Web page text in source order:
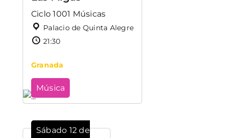
Ciclo 1001 Músicas
Palacio de Quinta Alegre
21:30
Granada
Música
Sábado 12 de